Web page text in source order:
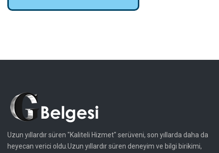
Uzun yıllardır süren "Kaliteli Hizmet" serüveni, son yıllarda daha da
heyecan verici oldu.Uzun yıllardır süren deneyim ve bilgi birikimi,